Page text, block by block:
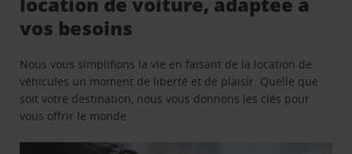
vos besoins
Nous vous simplifions la vie en faisant de la location de
véhicules un moment de liberté et de plaisir. Quelle que
soit votre destination, nous vous donnons les clés pour
vous offrir le monde.